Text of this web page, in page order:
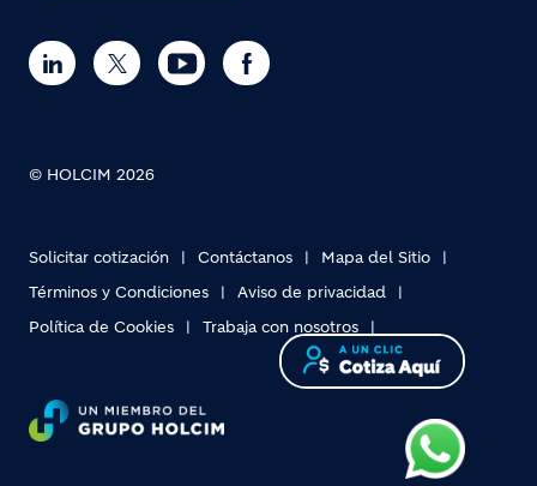
Footer bottom
© HOLCIM 2026
Solicitar cotización Contáctanos
Mapa del Sitio
Términos y Condiciones
Aviso de privacidad
Política de Cookies
Trabaja con nosotros